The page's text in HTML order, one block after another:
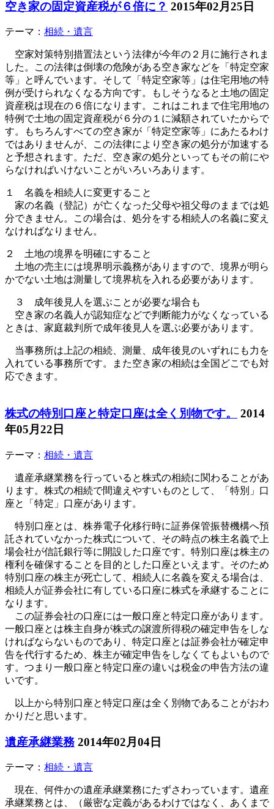
空き家の固定資産税が６倍に？ 2015年02月25日
テーマ： 相続・遺言
空家対策特別措置法という法律が今年の２月に施行されま
した。この法律は倒壊の危険がある空き家などを「特定空家
等」と呼んでいます。そして「特定空家等」は住宅用地の特
例が受けられなくなる方向です。もしそうなると土地の固定
資産税は現在の６倍になります。これはこれまで住宅用地の
特例で土地の固定資産税が６分の１に減額されていたからで
す。もちろんすべての空き家が「特定空家等」にあたるわけ
ではありませんが、この法律により空き家の処分が加速する
と予想されます。ただ、空き家の処分といってもその前にや
らなければいけないことがいろいろあります。
１ 名義を相続人に変更すること
家の名義（登記）が亡くなった父母や祖父母のままでは処
分できません。この場合は、処分をする相続人の名義に変え
なければなりません。
２ 土地の境界を明確にすること
土地の売主には境界明示義務がありますので、境界が明ら
かでない土地は測量して境界杭を入れる必要があります。
３ 成年後見人を選ぶことが必要な場合も
空き家の名義人が認知症などで判断能力がなくなっている
ときは、家庭裁判所で成年後見人を選ぶ必要があります。
当事務所は上記の相続、測量、成年後見のいずれにも力を
入れている事務所です。また空き家の相続は全国どこでも対
応できます。
株式の特別口座と特定口座は全く別物です。
2014
年05月22日
テーマ： 相続・遺言
遺産承継業務を行っていると株式の相続に関わることがあ
ります。株式の相続で間違えやすいものとして、「特別」口
座と「特定」口座があります。
特別口座とは、株券電子化移行時に証券保管振替機構へ預
託されていなかった株式について、その時点の株主名義で上
場会社が信託銀行等に開設した口座です。特別口座は株主の
権利を確保することを目的とした口座といえます。そのため
特別口座の株主が死亡して、相続人に名義を変える場合は、
相続人が証券会社に有している口座に株式を承継することに
なります。
この証券会社の口座には一般口座と特定口座があります。
一般口座とは株主自身が株式の譲渡所得税の確定申告をしな
ければならないものであり、特定口座とは証券会社が確定申
告を代行するため、株主が確定申告をしなくてもよいもので
す。つまり一般口座と特定口座の違いは税金の申告方法の違
いです。
以上から特別口座と特定口座は全く別物であることがおわ
かりだと思います。
遺産承継業務 2014年02月04日
テーマ： 相続・遺言
現在、何件かの遺産承継業務にたずさわっています。遺産
承継業務とは、（厳密な定義があるわけではなく、あくまで